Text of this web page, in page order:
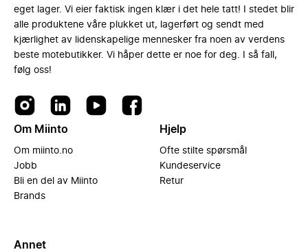
eget lager. Vi eier faktisk ingen klær i det hele tatt! I stedet blir
alle produktene våre plukket ut, lagerført og sendt med
kjærlighet av lidenskapelige mennesker fra noen av verdens
beste motebutikker. Vi håper dette er noe for deg. I så fall,
følg oss!
Om Miinto
Om miinto.no
Jobb
Bli en del av Miinto
Brands
Hjelp
Ofte stilte spørsmål
Kundeservice
Retur
Annet